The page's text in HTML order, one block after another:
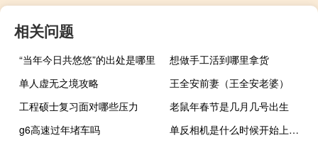
相关问题
“当年今日共悠悠”的出处是哪里
想做手工活到哪里拿货
单人虚无之境攻略
王全安前妻（王全安老婆）
工程硕士复习面对哪些压力
老鼠年春节是几月几号出生
g6高速过年堵车吗
单反相机是什么时候开始上市的（单反相机是什么）